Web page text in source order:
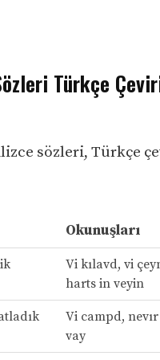
Türkçe
sözleri, Türkçe
Okunuşları
Vi kılavd, vi
harts in veyin
Vi campd,
vay